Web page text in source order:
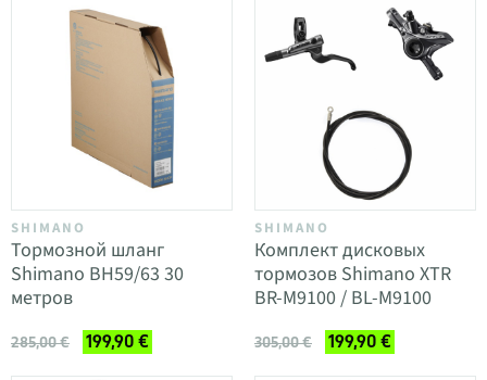
SHIMANO
Тормозной шланг
Shimano BH59/63 30
метров
285,00 € 199,90 €
SHIMANO
Комплект дисковых
тормозов Shimano XTR
BR-M9100 / BL-M9100
305,00 € 199,90 €